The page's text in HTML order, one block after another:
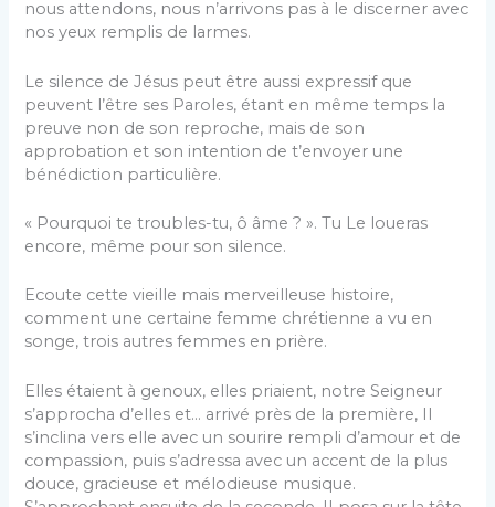
nous attendons, nous n’arrivons pas à le discerner avec
nos yeux remplis de larmes.
Le silence de Jésus peut être aussi expressif que
peuvent l’être ses Paroles, étant en même temps la
preuve non de son reproche, mais de son
approbation et son intention de t’envoyer une
bénédiction particulière.
« Pourquoi te troubles-tu, ô âme ? ». Tu Le loueras
encore, même pour son silence.
Ecoute cette vieille mais merveilleuse histoire,
comment une certaine femme chrétienne a vu en
songe, trois autres femmes en prière.
Elles étaient à genoux, elles priaient, notre Seigneur
s’approcha d’elles et… arrivé près de la première, II
s’inclina vers elle avec un sourire rempli d’amour et de
compassion, puis s’adressa avec un accent de la plus
douce, gracieuse et mélodieuse musique.